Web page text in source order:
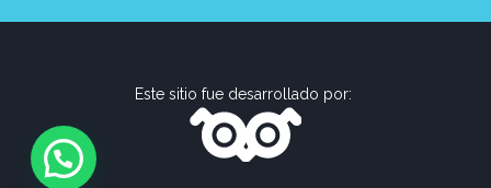
Este sitio fue desarrollado por: